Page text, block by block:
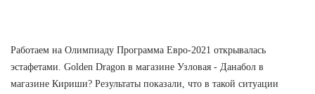
Работаем на Олимпиаду Программа Евро-2021 открывалась
эстафетами. Golden Dragon в магазине Узловая - Данабол в
магазине Кириши? Результаты показали, что в такой ситуации